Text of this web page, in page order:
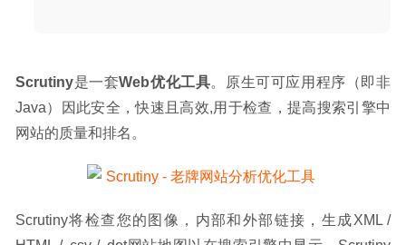
Scrutiny是一套Web优化工具。原生可可应用程序（即非
Java）因此安全，快速且高效,用于检查，提高搜索引擎中
网站的质量和排名。
Scrutiny将检查您的图像，内部和外部链接，生成XML /